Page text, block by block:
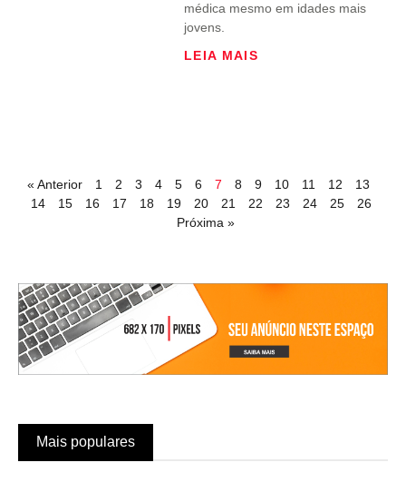
médica mesmo em idades mais
jovens.
LEIA MAIS
« Anterior 1 2 3 4 5 6 7 8 9 10 11 12
13
14
15 16 17 18 19 20 21 22 23 24 25
26
Próxima »
Mais populares